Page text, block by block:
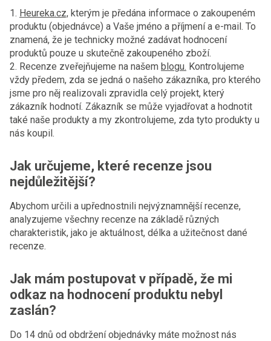
1. Heureka.cz, kterým je předána informace o zakoupeném
produktu (objednávce) a Vaše jméno a příjmení a e-mail. To
znamená, že je technicky možné zadávat hodnocení
produktů pouze u skutečně zakoupeného zboží.
2. Recenze zveřejňujeme na našem blogu. Kontrolujeme
vždy předem, zda se jedná o našeho zákazníka, pro kterého
jsme pro něj realizovali zpravidla celý projekt, který
zákazník hodnotí. Zákazník se může vyjadřovat a hodnotit
také naše produkty a my zkontrolujeme, zda tyto produkty u
nás koupil.
Jak určujeme, které recenze jsou
nejdůležitější?
Abychom určili a upřednostnili nejvýznamnější recenze,
analyzujeme všechny recenze na základě různých
charakteristik, jako je aktuálnost, délka a užitečnost dané
recenze.
Jak mám postupovat v případě, že mi
odkaz na hodnocení produktu nebyl
zaslán?
Do 14 dnů od obdržení objednávky máte možnost nás